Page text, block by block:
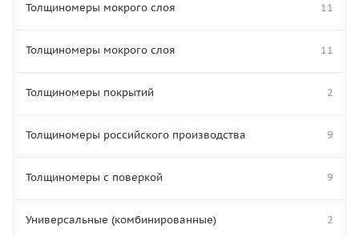
Толщиномеры мокрого слоя 11
Толщиномеры мокрого слоя 11
Толщиномеры покрытий 2
Толщиномеры российского производства 9
Толщиномеры с поверкой 9
Универсальные (комбинированные) 2